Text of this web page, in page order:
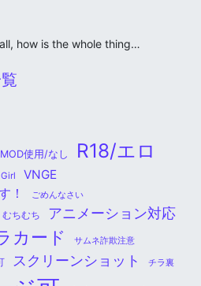
how is the whole thing…
MOD使用/なし R18/エロ
VNGE
！ ごめんなさい
むちむち アニメーション対応
カード サムネ詐欺注意
スクリーンショット チラ裏